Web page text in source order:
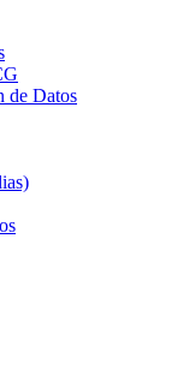
de Datos